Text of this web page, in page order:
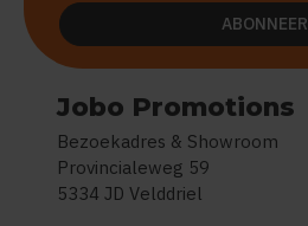
Jobo Promotions
Bezoekadres & Showroom
Provincialeweg 59
5334 JD Velddriel
ABONNEER